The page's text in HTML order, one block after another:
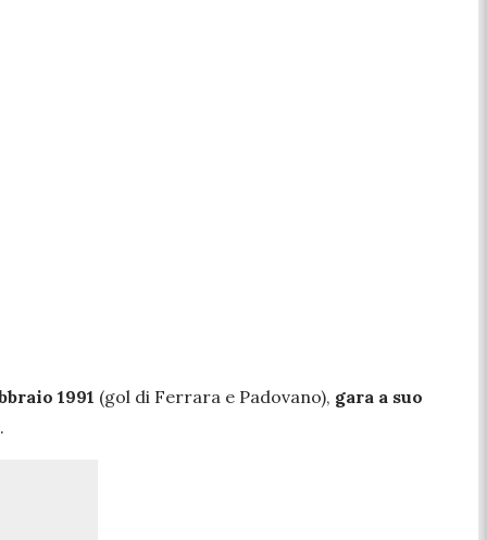
1991 (gol di Ferrara e Padovano), gara a suo
.